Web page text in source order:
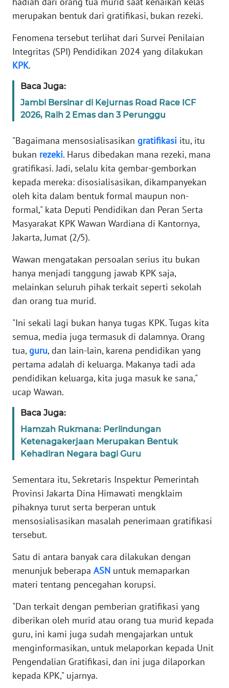
merupakan bentuk dari gratifikasi, bukan rezeki.
Fenomena tersebut terlihat dari Survei Penilaian
Integritas (SPI) Pendidikan 2024 yang dilakukan
KPK.
Baca Juga:
Jambi Bersinar di Kejurnas Road Race ICF
2026, Raih 2 Emas dan 3 Perunggu
"Bagaimana mensosialisasikan gratifikasi itu, itu
bukan rezeki. Harus dibedakan mana rezeki, mana
gratifikasi. Jadi, selalu kita gembar-gemborkan
kepada mereka: disosialisasikan, dikampanyekan
oleh kita dalam bentuk formal maupun non-
formal," kata Deputi Pendidikan dan Peran Serta
Masyarakat KPK Wawan Wardiana di Kantornya,
Jakarta, Jumat (2/5).
Wawan mengatakan persoalan serius itu bukan
hanya menjadi tanggung jawab KPK saja,
melainkan seluruh pihak terkait seperti sekolah
dan orang tua murid.
"Ini sekali lagi bukan hanya tugas KPK. Tugas kita
semua, media juga termasuk di dalamnya. Orang
tua,guru, dan lain-lain, karena pendidikan yang
pertama adalah di keluarga. Makanya tadi ada
pendidikan keluarga, kita juga masuk ke sana,"
ucap Wawan.
Baca Juga:
Hamzah Rukmana: Perlindungan
Ketenagakerjaan Merupakan Bentuk
Kehadiran Negara bagi Guru
Sementara itu, Sekretaris Inspektur Pemerintah
Provinsi Jakarta Dina Himawati mengklaim
pihaknya turut serta berperan untuk
mensosialisasikan masalah penerimaan gratifikasi
tersebut.
Satu di antara banyak cara dilakukan dengan
menunjuk beberapa ASN untuk memaparkan
materi tentang pencegahan korupsi.
"Dan terkait dengan pemberian gratifikasi yang
diberikan oleh murid atau orang tua murid kepada
guru, ini kami juga sudah mengajarkan untuk
menginformasikan, untuk melaporkan kepada Unit
Pengendalian Gratifikasi, dan ini juga dilaporkan
kepada KPK," ujarnya.
Informasi
BERITA
KONTAK
INFO
IKLAN
TENTANG
KAMI
PEDOMAN
MEDIA
SIBER
REDAKSI
DISCLAIMER
Wahana
News
Regional
WN
SUMUT
WN
WN
JABAR
BANTEN
WN
KEPRI
WN
WN
PAPUA
BARAT
WN
RIAU